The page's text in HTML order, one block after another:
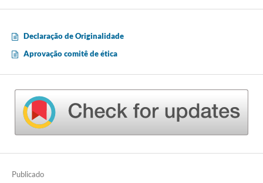
Declaração de Originalidade
Aprovação comitê de ética
Publicado